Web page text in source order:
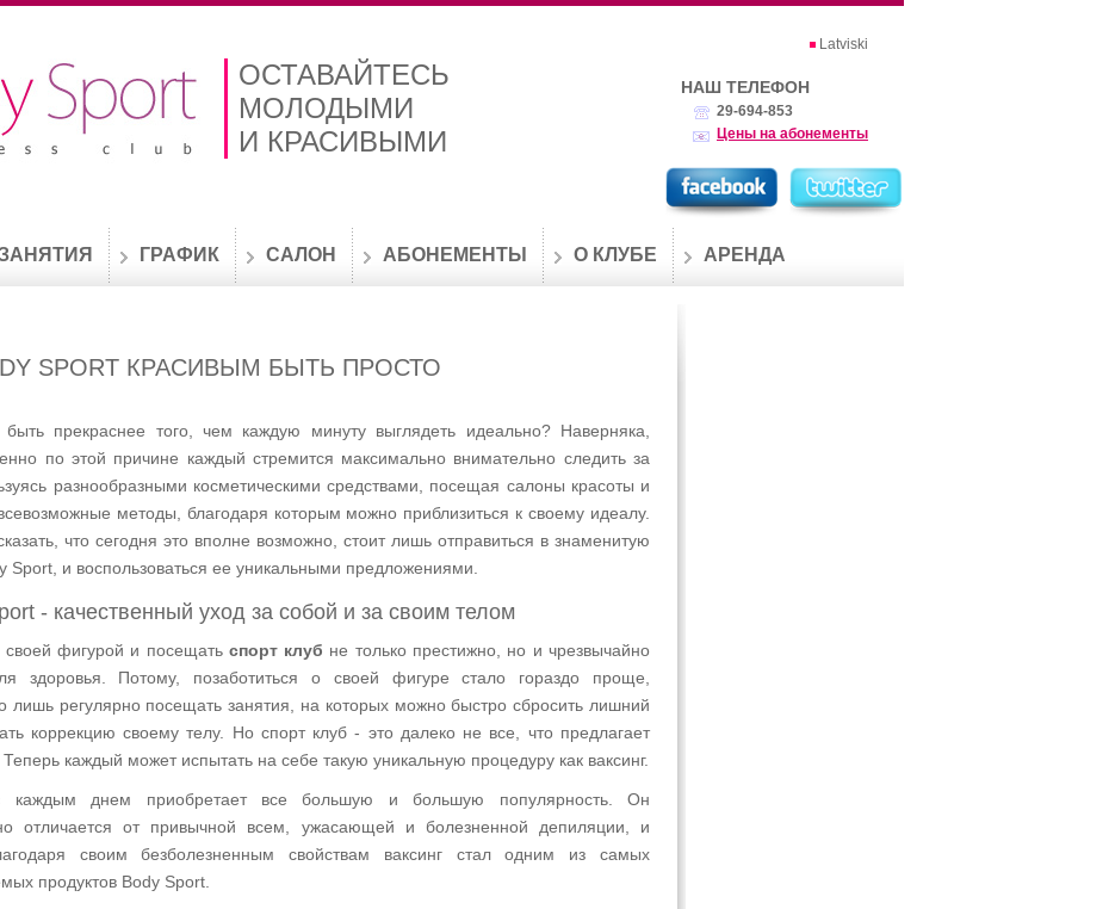
ОСТАВАЙТЕСЬ
МОЛОДЫМИ
И КРАСИВЫМИ
Latviski
НАШ ТЕЛЕФОН
29-694-853
Цены на абонементы
ГРАФИК САЛОН АБОНЕМЕНТЫ О КЛУБЕ АРЕНДА
SPORT КРАСИВЫМ БЫТЬ ПРОСТО
прекраснее того, чем каждую минуту выглядеть идеально? Наверняка,
по этой причине каждый стремится максимально внимательно следить за
разнообразными косметическими средствами, посещая салоны красоты и
методы, благодаря которым можно приблизиться к своему идеалу.
что сегодня это вполне возможно, стоит лишь отправиться в знаменитую
Sport, и воспользоваться ее уникальными предложениями.
- качественный уход за собой и за своим телом
своей фигурой и посещать спорт клуб не только престижно, но и чрезвычайно
здоровья. Потому, позаботиться о своей фигуре стало гораздо проще,
лишь регулярно посещать занятия, на которых можно быстро сбросить лишний
коррекцию своему телу. Но спорт клуб - это далеко не все, что предлагает
каждый может испытать на себе такую уникальную процедуру как ваксинг.
каждым днем приобретает все большую и большую популярность. Он
отличается от привычной всем, ужасающей и болезненной депиляции, и
своим безболезненным свойствам ваксинг стал одним из самых
продуктов Body Sport.